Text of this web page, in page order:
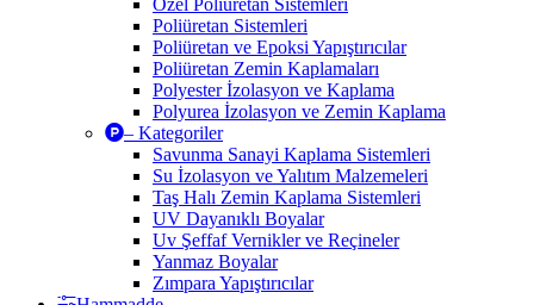
Özel Poliüretan Sistemleri
Poliüretan Sistemleri
Poliüretan ve Epoksi Yapıştırıcılar
Poliüretan Zemin Kaplamaları
Polyester İzolasyon ve Kaplama
Polyurea İzolasyon ve Zemin Kaplama
– Kategoriler
Savunma Sanayi Kaplama Sistemleri
Su İzolasyon ve Yalıtım Malzemeleri
Taş Halı Zemin Kaplama Sistemleri
UV Dayanıklı Boyalar
Uv Şeffaf Vernikler ve Reçineler
Yanmaz Boyalar
Zımpara Yapıştırıcılar